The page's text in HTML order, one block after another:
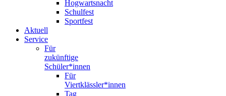
Hogwartsnacht
Schulfest
Sportfest
Aktuell
Service
Für
zukünftige
Schüler*innen
Für
Viertklässler*innen
Tag